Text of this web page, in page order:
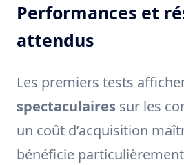
Performances et
attendus
Les premiers tests
spectaculaires sur les
un coût d’acquisition
bénéficie